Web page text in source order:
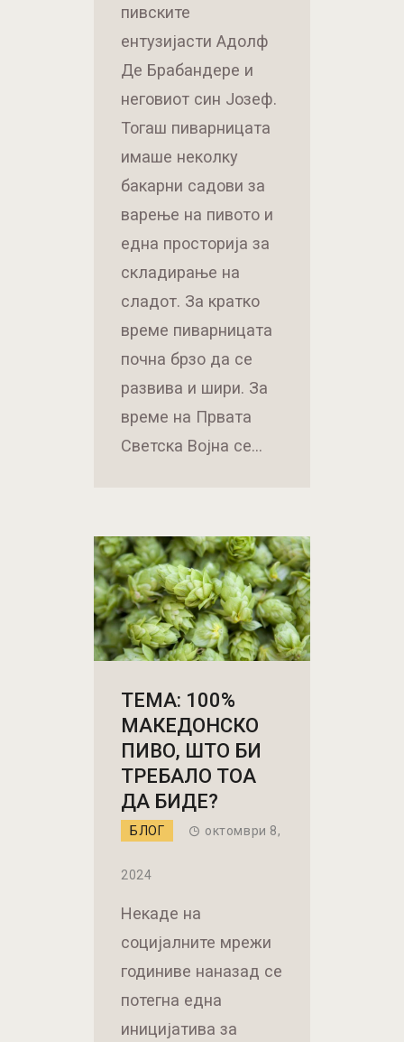
пивските
ентузијасти Адолф
Де Брабандере и
неговиот син Јозеф.
Тогаш пиварницата
имаше неколку
бакарни садови за
варење на пивото и
една просторија за
складирање на
сладот. За кратко
време пиварницата
почна брзо да се
развива и шири. За
време на Првата
Светска Војна се…
ТЕМА: 100%
МАКЕДОНСКО
ПИВО, ШТО БИ
ТРЕБАЛО ТОА
ДА БИДЕ?
БЛОГ октомври 8,
2024
Некаде на
социјалните мрежи
годиниве наназад се
потегна една
иницијатива за